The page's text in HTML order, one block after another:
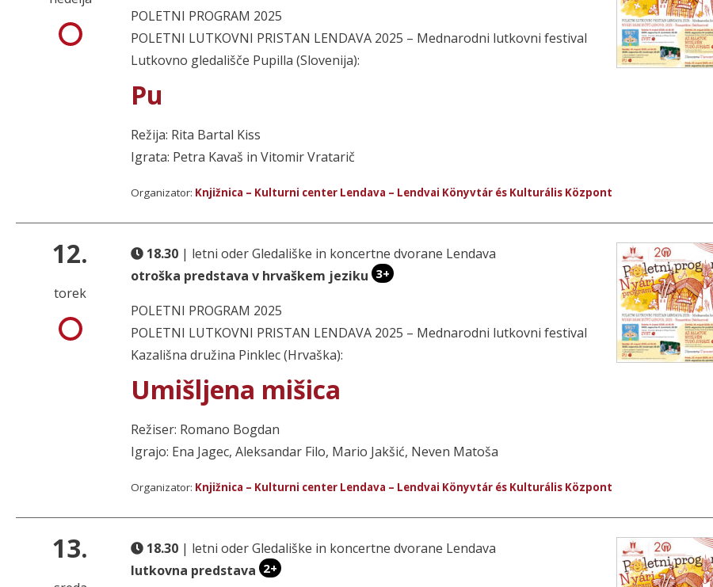
POLETNI PROGRAM 2025
POLETNI LUTKOVNI PRISTAN LENDAVA 2025 – Mednarodni lutkovni festival
Lutkovno gledališče Pupilla (Slovenija):
Pu
Režija: Rita Bartal Kiss
Igrata: Petra Kavaš in Vitomir Vratarič
Organizator: Knjižnica – Kulturni center Lendava – Lendvai Könyvtár és Kulturális Központ
12.
torek
18.30 | letni oder Gledališke in koncertne dvorane Lendava
otroška predstava v hrvaškem jeziku 3+
POLETNI PROGRAM 2025
POLETNI LUTKOVNI PRISTAN LENDAVA 2025 – Mednarodni lutkovni festival
Kazališna družina Pinklec (Hrvaška):
Umišljena mišica
Režiser: Romano Bogdan
Igrajo: Ena Jagec, Aleksandar Filo, Mario Jakšić, Neven Matoša
Organizator: Knjižnica – Kulturni center Lendava – Lendvai Könyvtár és Kulturális Központ
13. 18.30 | letni oder Gledališke in koncertne dvorane Lendava
lutkovna predstava 2+